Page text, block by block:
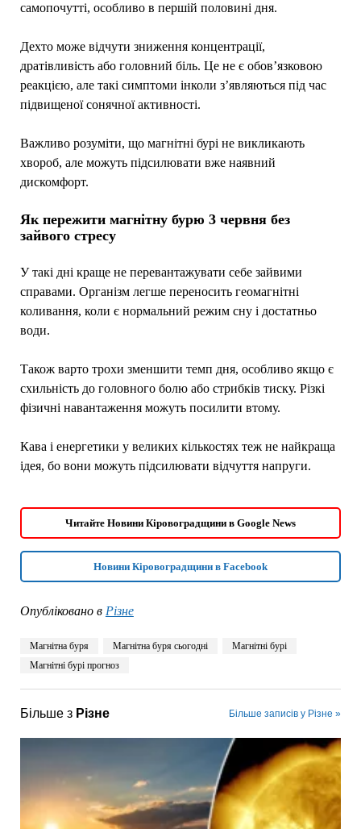
самопочутті, особливо в першій половині дня.
Дехто може відчути зниження концентрації,
дратівливість або головний біль. Це не є обов’язковою
реакцією, але такі симптоми інколи з’являються під час
підвищеної сонячної активності.
Важливо розуміти, що магнітні бурі не викликають
хвороб, але можуть підсилювати вже наявний
дискомфорт.
Як пережити магнітну бурю 3 червня без
зайвого стресу
У такі дні краще не перевантажувати себе зайвими
справами. Організм легше переносить геомагнітні
коливання, коли є нормальний режим сну і достатньо
води.
Також варто трохи зменшити темп дня, особливо якщо є
схильність до головного болю або стрибків тиску. Різкі
фізичні навантаження можуть посилити втому.
Кава і енергетики у великих кількостях теж не найкраща
ідея, бо вони можуть підсилювати відчуття напруги.
Читайте Новини Кіровоградщини в Google News
Новини Кіровоградщини в Facebook
Опубліковано в Різне
Магнітна буря Магнітна буря сьогодні
Магнітні бурі
Магнітні бурі прогноз
Більше з Різне Більше записів у Різне »